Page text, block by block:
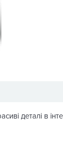
деталі в